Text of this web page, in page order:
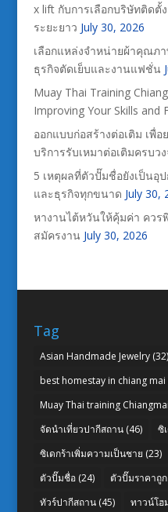
x lift กับการเลือกบริษัทติดตั้
ระยะยาว July 30, 2026
เลือกแหล่งจำหน่ายผ้าคุณภ
ธุรกิจตัดเย็บและงานแฟชั่น
Muay Thai Training
Improving Your Skills and
ออกแบบก่อสร้างต่อเติม เพื่
บริการรับเหมาต่อเติมครบว
5 เหตุผลที่ตัวปั๊มชื่อยังเป็น
และธุรกิจทุกขนาด July 30,
หางานไต้หวันให้คุ้มค่า คว
สมัครงาน July 30, 2026
Tag
Asian Handmade Jewelry(32)
best homestay in chiang mai
Muay Thai training Chiangmai
จัดนำเที่ยวปากีสถาน(46) ซิ
ซิเดกร้าเพิ่มความเป็นชาย (23)
ตัวปั๊มชื่อ(24) ตัวปั๊มราคาถูก
ทัวร์ปากีสถาน(45) ทาวน์โฮ